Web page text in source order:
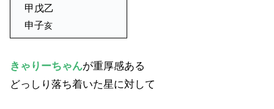
甲戊乙
申子亥
きゃりーちゃんが重厚感ある
どっしり落ち着いた星に対して